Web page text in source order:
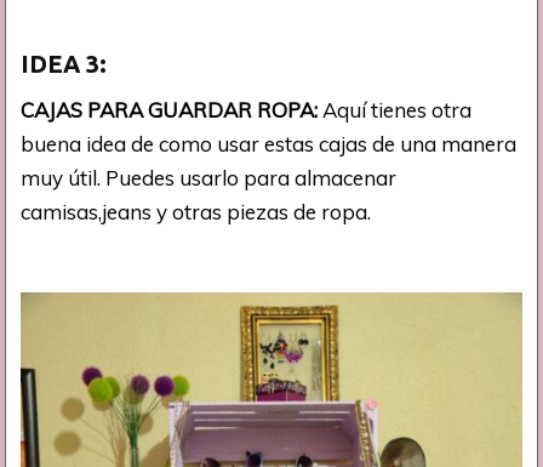
IDEA 3:
CAJAS PARA GUARDAR ROPA: Aquí tienes otra
buena idea de como usar estas cajas de una manera
muy útil. Puedes usarlo para almacenar
camisas,jeans y otras piezas de ropa.